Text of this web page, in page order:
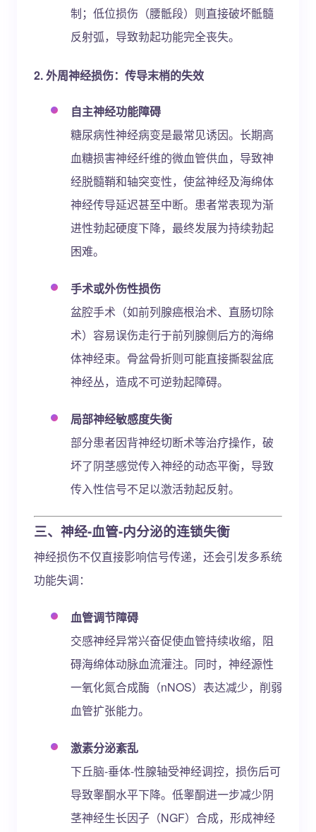
制；低位损伤（腰骶段）则直接破坏骶髓
反射弧，导致勃起功能完全丧失。
2. 外周神经损伤：传导末梢的失效
自主神经功能障碍
糖尿病性神经病变是最常见诱因。长期高
血糖损害神经纤维的微血管供血，导致神
经脱髓鞘和轴突变性，使盆神经及海绵体
神经传导延迟甚至中断。患者常表现为渐
进性勃起硬度下降，最终发展为持续勃起
困难。
手术或外伤性损伤
盆腔手术（如前列腺癌根治术、直肠切除
术）容易误伤走行于前列腺侧后方的海绵
体神经束。骨盆骨折则可能直接撕裂盆底
神经丛，造成不可逆勃起障碍。
局部神经敏感度失衡
部分患者因背神经切断术等治疗操作，破
坏了阴茎感觉传入神经的动态平衡，导致
传入性信号不足以激活勃起反射。
三、神经-血管-内分泌的连锁失衡
神经损伤不仅直接影响信号传递，还会引发多系统
功能失调：
血管调节障碍
交感神经异常兴奋促使血管持续收缩，阻
碍海绵体动脉血流灌注。同时，神经源性
一氧化氮合成酶（nNOS）表达减少，削弱
血管扩张能力。
激素分泌紊乱
下丘脑-垂体-性腺轴受神经调控，损伤后可
导致睾酮水平下降。低睾酮进一步减少阴
茎神经生长因子（NGF）合成，形成神经